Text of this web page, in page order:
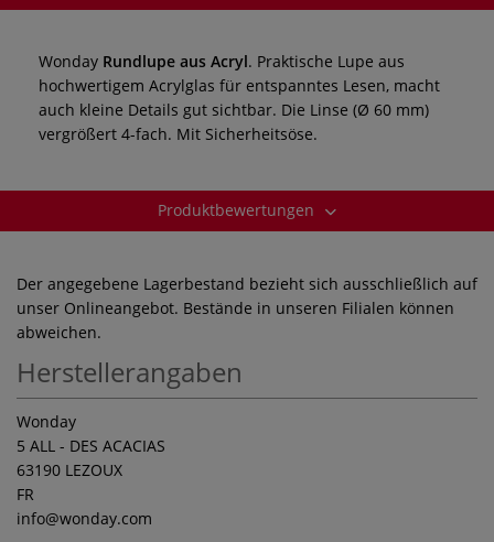
Wonday Rundlupe aus Acryl. Praktische Lupe aus
hochwertigem Acrylglas für entspanntes Lesen, macht
auch kleine Details gut sichtbar. Die Linse (Ø 60 mm)
vergrößert 4-fach. Mit Sicherheitsöse.
Produktbewertungen
Der angegebene Lagerbestand bezieht sich ausschließlich auf
unser Onlineangebot. Bestände in unseren Filialen können
abweichen.
Herstellerangaben
Wonday
5 ALL - DES ACACIAS
63190 LEZOUX
FR
info@wonday.com